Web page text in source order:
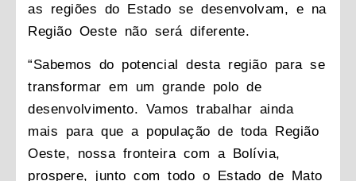
as regiões do Estado se desenvolvam, e na
Região Oeste não será diferente.
“Sabemos do potencial desta região para se
transformar em um grande polo de
desenvolvimento. Vamos trabalhar ainda
mais para que a população de toda Região
Oeste, nossa fronteira com a Bolívia,
prospere, junto com todo o Estado de Mato